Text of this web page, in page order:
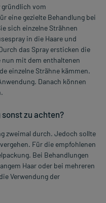
gründlich vom
eine gezielte Behandlung bei
sich einzelne Strähnen
in die Haare und
das Spray ersticken die
nun mit dem enthaltenen
einzelne Strähne kämmen.
Danach können
zu achten?
zweimal durch. Jedoch sollte
Für die empfohlenen
Bei Behandlungen
Haar oder bei mehreren
Verwendung der